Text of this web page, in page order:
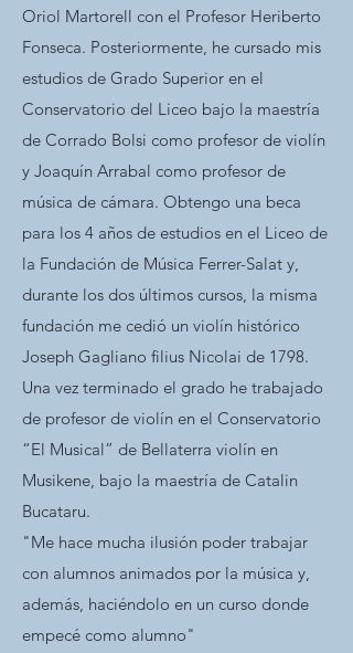
Oriol Martorell con el Profesor Heriberto
Fonseca. Posteriormente, he cursado mis
estudios de Grado Superior en el
Conservatorio del Liceo bajo la maestría
de Corrado Bolsi como profesor de violín
y Joaquín Arrabal como profesor de
música de cámara. Obtengo una beca
para los 4 años de estudios en el Liceo de
la Fundación de Música Ferrer-Salat y,
durante los dos últimos cursos, la misma
fundación me cedió un violín histórico
Joseph Gagliano filius Nicolai de 1798.
Una vez terminado el grado he trabajado
de profesor de violín en el Conservatorio
“El Musical” de Bellaterra violín en
Musikene, bajo la maestría de Catalin
Bucataru.
"Me hace mucha ilusión poder trabajar
con alumnos animados por la música y,
además, haciéndolo en un curso donde
empecé como alumno"